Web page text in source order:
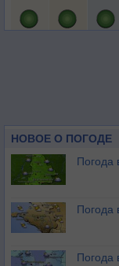
НОВОЕ О ПОГОДЕ
Погода
Погода
Погода